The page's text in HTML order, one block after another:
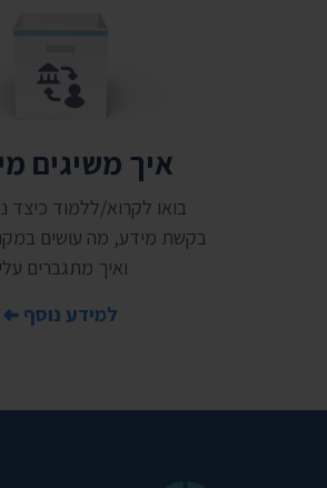
איך משיגים
בואו לקרוא/ללמוד כיצד
בקשת מידע, מה עושים
ואיך מתגברים
למידע נוסף